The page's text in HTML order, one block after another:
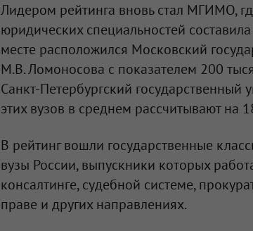
Лидером рейтинга вновь стал МГИМО,
юридических специальностей
месте расположился Московский
М.В. Ломоносова с показателем 200
Санкт-Петербургский
этих вузов в среднем рассчитывают на
В рейтинг вошли государственные
вузы России, выпускники которых
консалтинге, судебной системе,
праве и других направлениях.